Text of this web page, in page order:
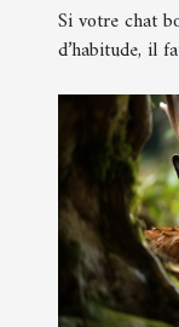
Si votre chat
d’habitude, il